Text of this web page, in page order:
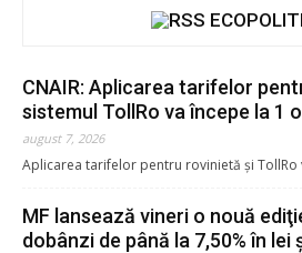
Donează prin
lei
CNAIR: Aplicarea tarifelor
sistemul TollRo va începe la 1
august 7, 2026
Aplicarea tarifelor pentru rovinietă şi TollRo
MF lansează vineri o nouă
dobânzi de până la 7,50% în lei